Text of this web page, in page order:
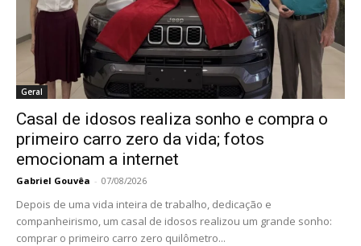
Geral
Casal de idosos realiza sonho e compra o
primeiro carro zero da vida; fotos
emocionam a internet
Gabriel Gouvêa - 07/08/2026
Depois de uma vida inteira de trabalho, dedicação e
companheirismo, um casal de idosos realizou um grande sonho:
comprar o primeiro carro zero quilômetro...